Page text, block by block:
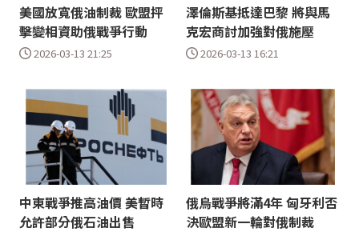
美國放寬俄油制裁 歐盟抨
擊變相資助俄戰爭行動
2026-03-13 21:25
澤倫斯基抵達巴黎 將與馬
克宏商討加強對俄施壓
2026-03-13 16:21
中東戰爭推高油價 美暫時
允許部分俄石油出售
俄烏戰爭將滿4年 匈牙利否
決歐盟新一輪對俄制裁